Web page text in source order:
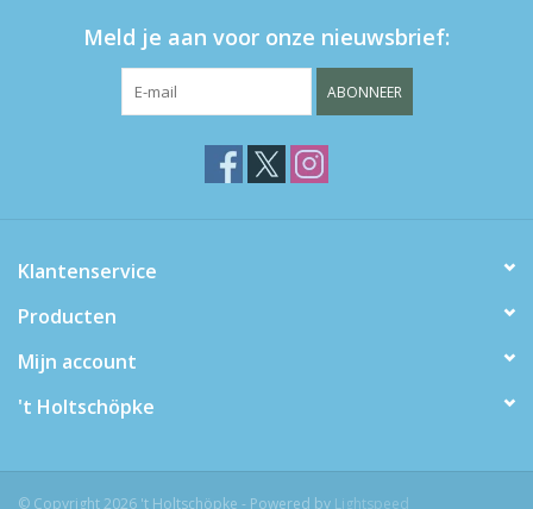
Meld je aan voor onze nieuwsbrief:
ABONNEER
Klantenservice
Producten
Mijn account
't Holtschöpke
© Copyright 2026 't Holtschöpke - Powered by Lightspeed